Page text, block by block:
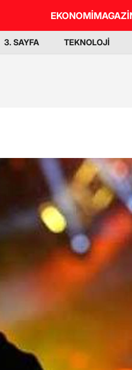
EKONOMİ
3. SAYFA TEKNOLOJİ